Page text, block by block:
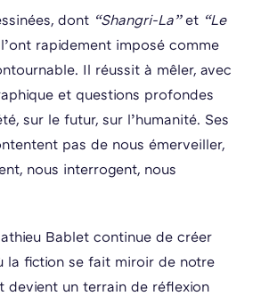
dont “Shangri-La”et “Le
rapidement imposé comme
Il réussit à mêler, avec
et questions profondes
sur le futur, sur l’humanité. Ses
pas de nous émerveiller,
nous interrogent, nous
Bablet continue de créer
la fiction se fait miroir de notre
devient un terrain de réflexion